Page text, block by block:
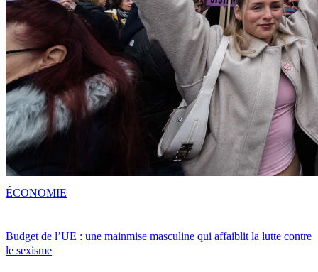
Budget de l’UE : une mainmise masculine qui affaiblit la lutte contre
le sexisme
ÉCONOMIE